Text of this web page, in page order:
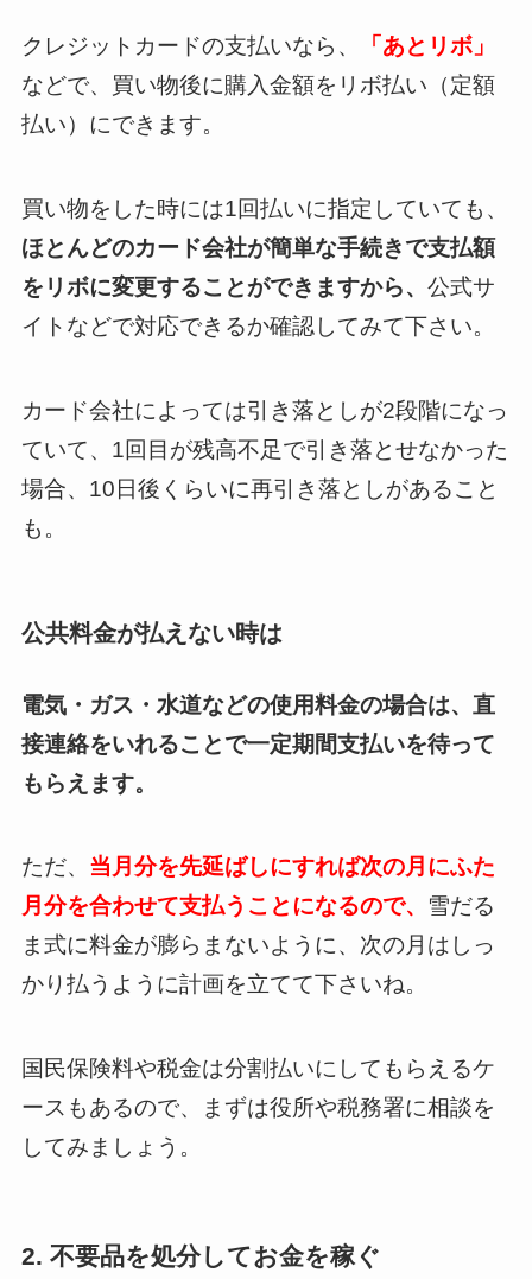
クレジットカードの支払いなら、
「あとリボ」
などで、買い物後に購入金額をリボ払い（定額
払い）にできます。
買い物をした時には1回払いに指定していても、
ほとんどのカード会社が簡単な手続きで支払額
をリボに変更することができますから、 公式サ
イトなどで対応できるか確認してみて下さい。
カード会社によっては引き落としが2段階になっ
ていて、1回目が残高不足で引き落とせなかった
場合、10日後くらいに再引き落としがあること
も。
公共料金が払えない時は
電気・ガス・水道などの使用料金の場合は、直
接連絡をいれることで一定期間支払いを待って
もらえます。
ただ、 当月分を先延ばしにすれば次の月にふた
月分を合わせて支払うことになるので、 雪だる
ま式に料金が膨らまないように、次の月はしっ
かり払うように計画を立てて下さいね。
国民保険料や税金は分割払いにしてもらえるケ
ースもあるので、まずは役所や税務署に相談を
してみましょう。
2. 不要品を処分してお金を稼ぐ